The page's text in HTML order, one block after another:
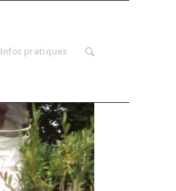
Infos pratiques